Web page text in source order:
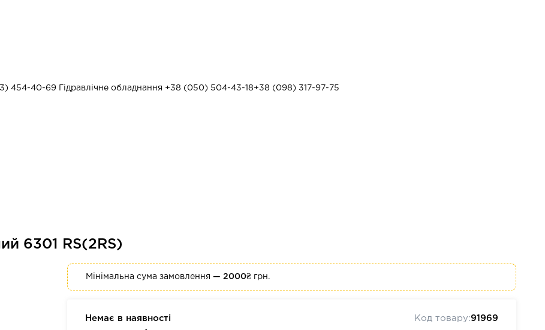
454-40-69 Гідравлічне обладнання +38 (050) 504-43-18+38 (098) 317-97-75
6301 RS(2RS)
Мінімальна сума замовлення— 2000₴ грн.
Немає в наявності Код товару:91969